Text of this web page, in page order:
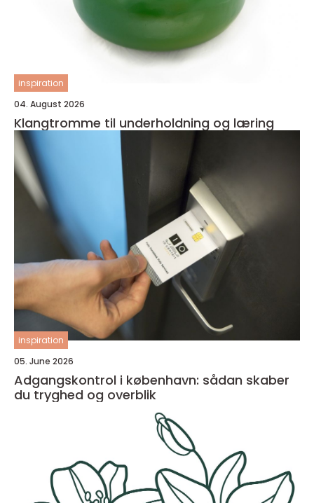
inspiration
04. August 2026
Klangtromme til underholdning og læring
inspiration
05. June 2026
Adgangskontrol i københavn: sådan skaber
du tryghed og overblik